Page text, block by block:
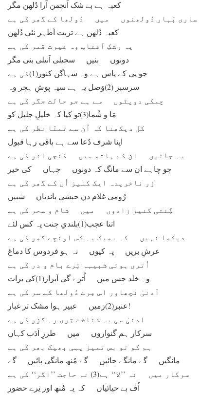
کعبہ ہے بے شک اَنجمن آرا دُلھن مگر
ساری بَہار دُولھنوں میں دُولھا کے گھر کی ہے
کعبہ دُلھن ہے تربت اَطہر نئی دُلھن
یہ رشکِ آفتاب وہ غیرت قمر کی ہے
دونوں بنیں سجیلی اَنیلی بنی مگر
جو پی کے پاس ہے وہ سہاگن کنور(1)کی ہے
سرسبز (2)وَصل یہ ہے سیہ پوشِ ہجر وہ
چمکی دوپٹوں سے ہے جو حالت جگر کی ہے
مَا و شُما(3)تو کیا کہ خلیلِ جلیل کو
کل دیکھنا کہ اُن سے تمنّا نظر کی ہے
اپنا شرف دُعا سے ہے باقی رہا قبول
یہ جانیں ان کے ہاتھ میں کنجی اثر کی ہے
جو چاہے ان سے مانگ کہ دونوں جہاں کی خیر
زر ناخریدہ ایک کنیز اُن کے گھر کی ہے
گِنتی کنیز زادوں میں شام و سحر کی ہے
اتنا عجب(1)بلندیِ جنت پہ کس لئے
دیکھا نہیں کہ بھیک یہ کس اونچے گھر کی ہے
عرشِ بریں پہ کیوں نہ ہو فردوس کا دماغ
اُتری ہوئی شبیہہ تِرے بام و در کی ہے
وہ خلد جس میں اُترے گی اَبرار(1)کی برات
اَدنیٰ نچھاور اس مِرے دُولھا کے سر کی ہے
عنبر(2)زمیں عبیر ہوا مشک تر غبار!
ادنیٰ سی یہ شناخت تِری رہ گزر کی ہے
ہم کو تو بس تمیز یہی بھیک بھر کی ہے
مانگیں گے مانگے جائیں گے مُنھ مانگی پائیں گے
سرکار میں نہ ’’لا‘‘ ہے(3) نہ حاجت ’’اگر‘‘ کی ہے
اُف بے حیائیاں کہ یہ مُنھ اور تِرے حضور